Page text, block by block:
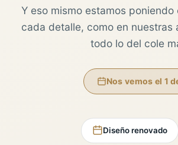
Y eso mismo estamos
cada detalle, como en nuestras
todo lo del cole
Nos vemos el 1
Diseño renovado